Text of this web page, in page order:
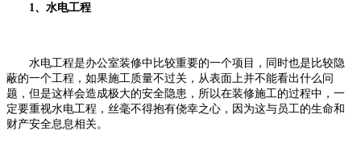
1、水电工程
水电工程是办公室装修中比较重要的一个项目，同时也是比较隐
蔽的一个工程，如果施工质量不过关，从表面上并不能看出什么问
题，但是这样会造成极大的安全隐患，所以在装修施工的过程中，一
定要重视水电工程，丝毫不得抱有侥幸之心，因为这与员工的生命和
财产安全息息相关。